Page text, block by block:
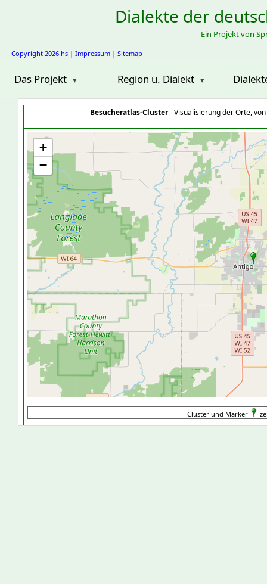
Dialekte der
Ein Projekt von
Copyright 2026 hs | Impressum | Sitemap
Das Projekt Region u. Dialekt
Besucheratlas-Cluster- Visualisierung der Orte,
+
−
Cluster und Marker